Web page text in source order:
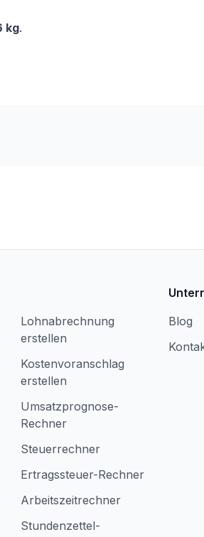
kg.
Lohnabrechnung
erstellen
Kostenvoranschlag
erstellen
Umsatzprognose-
Rechner
Steuerrechner
Ertragssteuer-Rechner
Arbeitszeitrechner
Stundenzettel-
Blog